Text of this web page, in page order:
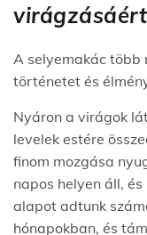
virágzásáért
A selyemakác több
történetet és
Nyáron a virágok
levelek estére
finom mozgása
napos helyen áll,
alapot adtunk
hónapokban, és